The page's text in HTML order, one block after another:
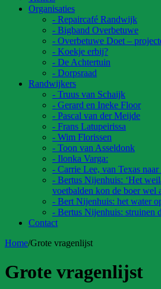
Organisaties
- Repaircafé Randwijk
- Bigband Overbetuwe
- Overbetuwe Doet –
- Koekje erbij?
- De Achtertuin
- Dorpsraad
Randwijkers
- Truus van Schaijk
- Gerard en Ineke Floor
- Pascal van der Meijde
- Frans Latupeirissa
- Wim Florissen
- Toon van Asseldonk
- Ilonka Varga:
- Carrie Lee, van Texas
- Bertus Nijenhuis: ‘Het
voetbalden kon de boer wel
- Bert Nijenhuis: het water
- Bertus Nijenhuis: struinen
Contact
Home/Grote vragenlijst
Grote vragenlijst